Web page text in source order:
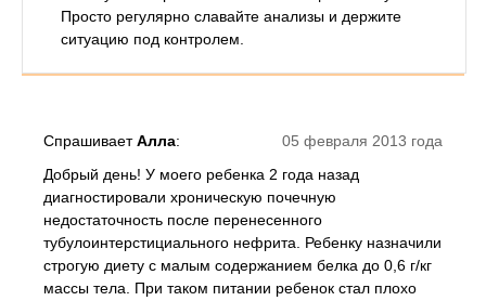
Просто регулярно славайте анализы и держите
ситуацию под контролем.
05 февраля 2013 года
СпрашиваетАлла:
Добрый день! У моего ребенка 2 года назад
диагностировали хроническую почечную
недостаточность после перенесенного
тубулоинтерстициального нефрита. Ребенку назначили
строгую диету с малым содержанием белка до 0,6 г/кг
массы тела. При таком питании ребенок стал плохо